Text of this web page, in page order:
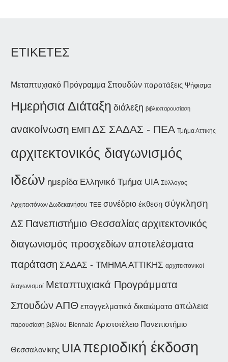
ΕΤΙΚΕΤΕΣ
Μεταπτυχιακό Πρόγραμμα Σπουδών παρατάξεις Ψήφισμα
Ημερήσια Διάταξη διάλεξη βιβλιοπαρουσίαση
ανακοίνωση ΕΜΠ ΔΣ ΣΑΔΑΣ - ΠΕΑ Τμήμα Αττικής
αρχιτεκτονικός διαγωνισμός
ιδεών ημερίδα Ελληνικό Τμήμα UIA Σύλλογος
Αρχιτεκτόνων Δωδεκανήσου ΤΕΕ συνέδριο έκθεση σύγκληση
ΔΣ Πανεπιστήμιο Θεσσαλίας αρχιτεκτονικός
διαγωνισμός προσχεδίωναποτελέσματα
παράταση ΣΑΔΑΣ - ΤΜΗΜΑ ΑΤΤΙΚΗΣ αρχιτεκτονικοί
διαγωνισμοί Μεταπτυχιακά Προγράμματα
ΣπουδώνΑΠΘ επαγγελματικά δικαιώματα απώλεια
παρουσίαση βιβλίου Biennale Αριστοτέλειο Πανεπιστήμιο
Θεσσαλονίκης UIA περιοδική έκδοση